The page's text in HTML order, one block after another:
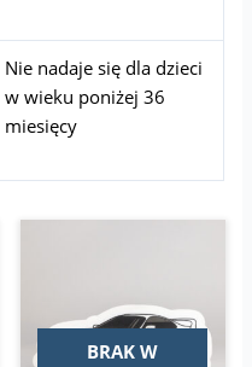
Nie nadaje się dla dzieci
w wieku poniżej 36
miesięcy
BRAK W